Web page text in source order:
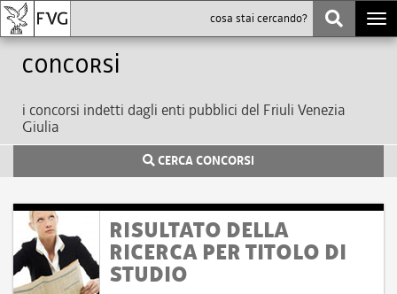
Concorsi
i concorsi indetti dagli enti pubblici del Friuli Venezia
Giulia
CERCA CONCORSI
RISULTATO DELLA
RICERCA PER TITOLO DI
STUDIO